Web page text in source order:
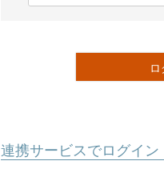
ロ
連携サービスでログイン